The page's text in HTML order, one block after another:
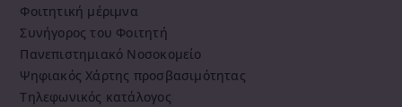
Φοιτητική μέριμνα
Συνήγορος του Φοιτητή
Πανεπιστημιακό Νοσοκομείο
Ψηφιακός Χάρτης προσβασιμότητας
Τηλεφωνικός κατάλογος